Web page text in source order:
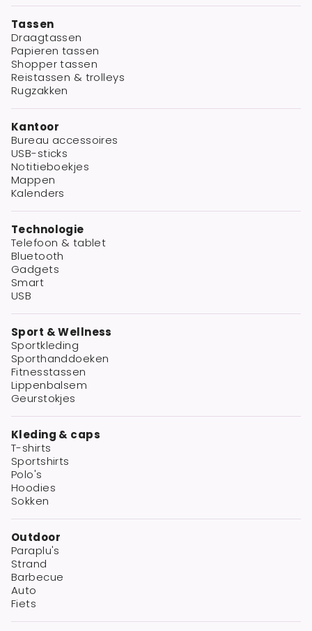
Tassen
Draagtassen
Papieren tassen
Shopper tassen
Reistassen & trolleys
Rugzakken
Kantoor
Bureau accessoires
USB-sticks
Notitieboekjes
Mappen
Kalenders
Technologie
Telefoon & tablet
Bluetooth
Gadgets
Smart
USB
Sport & Wellness
Sportkleding
Sporthanddoeken
Fitnesstassen
Lippenbalsem
Geurstokjes
Kleding & caps
T-shirts
Sportshirts
Polo's
Hoodies
Sokken
Outdoor
Paraplu's
Strand
Barbecue
Auto
Fiets